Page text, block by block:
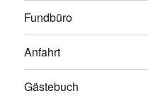
Fundbüro
Anfahrt
Gästebuch